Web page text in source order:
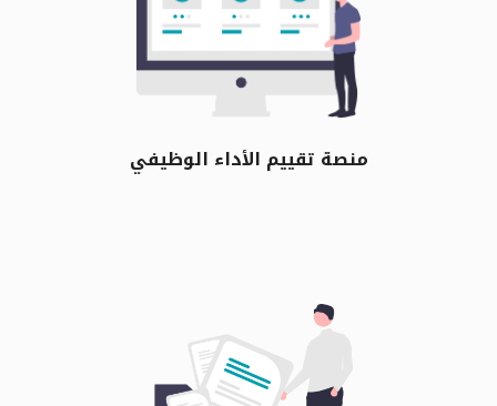
منصة تقييم الأداء الوظيفي